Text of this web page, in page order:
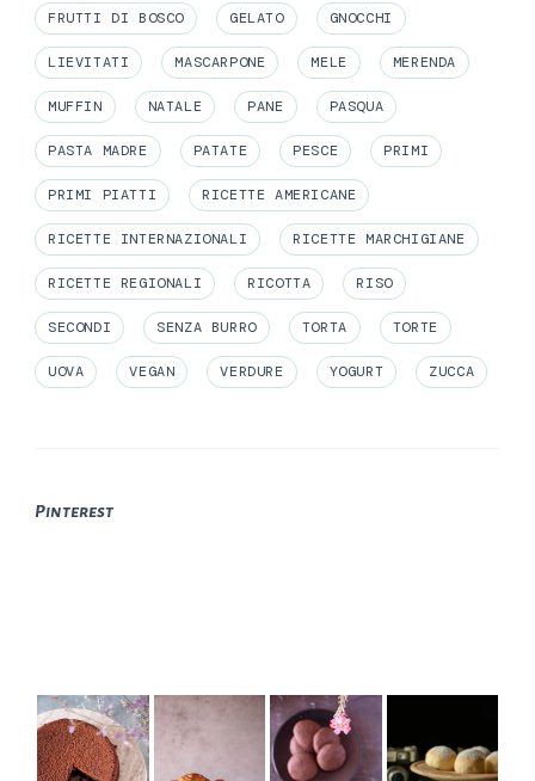
FRUTTI DI BOSCO GELATO GNOCCHI
LIEVITATI MASCARPONE MELE MERENDA
MUFFIN NATALE PANE PASQUA
PASTA MADRE PATATE PESCE PRIMI
PRIMI PIATTI RICETTE AMERICANE
RICETTE INTERNAZIONALI RICETTE MARCHIGIANE
RICETTE REGIONALI RICOTTA RISO
SECONDI SENZA BURRO TORTA TORTE
UOVA VEGAN VERDURE YOGURT ZUCCA
Pinterest